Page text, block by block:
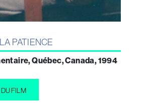
PATIENCE
Québec, Canada, 1994
DU FILM